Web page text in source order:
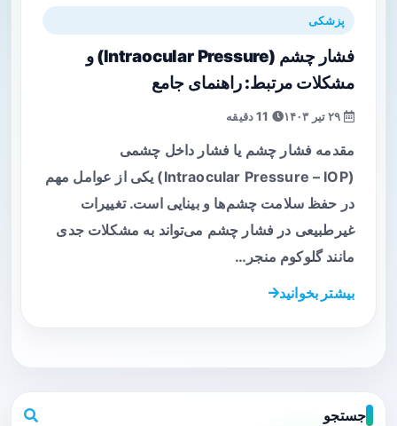
پزشکی
فشار چشم (Intraocular Pressure) و
مشکلات مرتبط: راهنمای جامع
مقدمه فشار چشم یا فشار داخل چشمی
(Intraocular Pressure – IOP) یکی از عوامل مهم
در حفظ سلامت چشم‌ها و بینایی است. تغییرات
غیرطبیعی در فشار چشم می‌تواند به مشکلات جدی
مانند گلوکوم منجر…
بیشتر بخوانید
جستجو